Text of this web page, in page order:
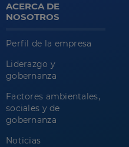
ACERCA DE
NOSOTROS
Perfil de la empresa
Liderazgo y
gobernanza
Factores ambientales,
sociales y de
gobernanza
Noticias